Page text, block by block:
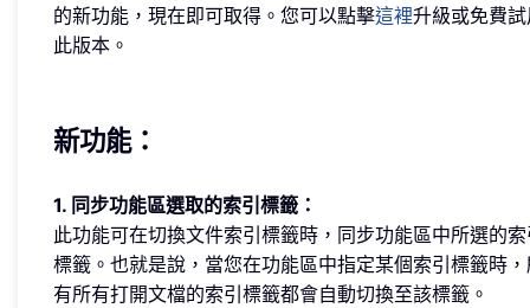
的新功能，現在即可取得。您可以點擊這裡升級或免費
此版本。
新功能：
1. 同步功能區選取的索引標籤：
此功能可在切換文件索引標籤時，同步功能區中所選的
標籤。也就是說，當您在功能區中指定某個索引標籤時
有所有打開文檔的索引標籤都會自動切換至該標籤。